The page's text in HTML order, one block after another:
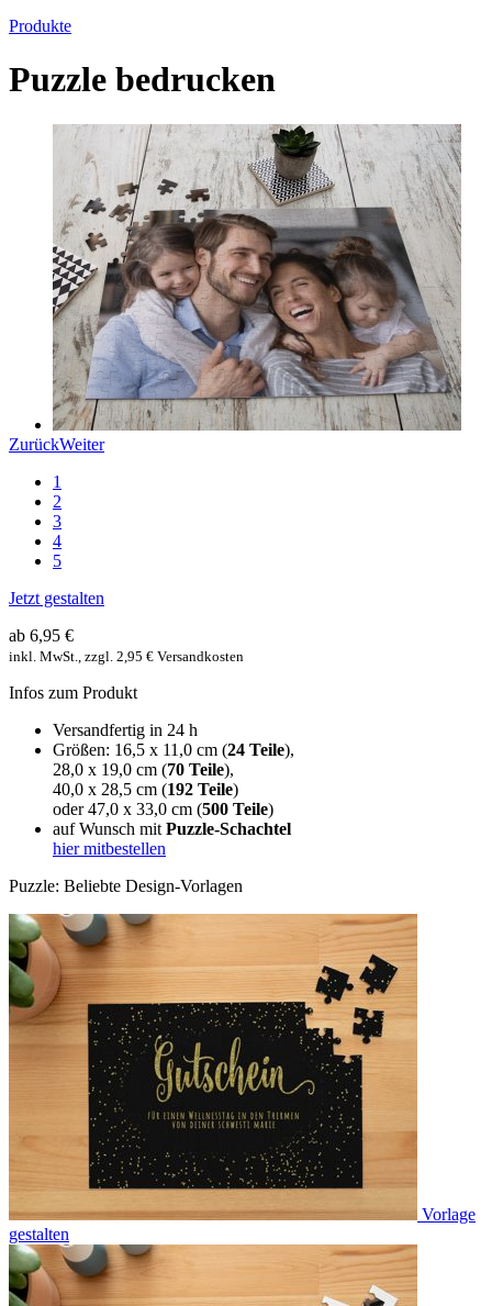
Produkte
Puzzle bedrucken
ZurückWeiter
1
2
3
4
5
Jetzt gestalten
ab 6,95 €
inkl. MwSt., zzgl. 2,95 € Versandkosten
Infos zum Produkt
Versandfertig in 24 h
Größen: 16,5 x 11,0 cm (24 Teile),
28,0 x 19,0 cm (70 Teile),
40,0 x 28,5 cm (192 Teile)
oder 47,0 x 33,0 cm (500 Teile)
auf Wunsch mit Puzzle-Schachtel
hier mitbestellen
Puzzle: Beliebte Design-Vorlagen
Vorlage
gestalten